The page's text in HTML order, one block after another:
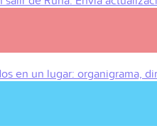
en un lugar: organigrama,